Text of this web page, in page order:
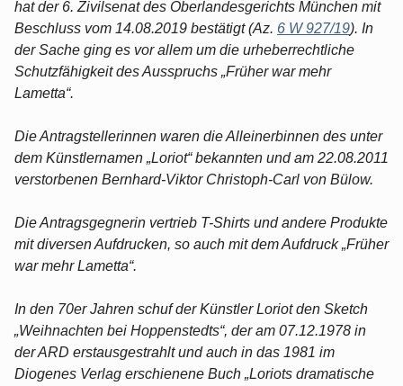
hat der 6. Zivilsenat des Oberlandesgerichts München mit
Beschluss vom 14.08.2019 bestätigt (Az. 6 W 927/19). In
der Sache ging es vor allem um die urheberrechtliche
Schutzfähigkeit des Ausspruchs „Früher war mehr
Lametta“.
Die Antragstellerinnen waren die Alleinerbinnen des unter
dem Künstlernamen „Loriot“ bekannten und am 22.08.2011
verstorbenen Bernhard-Viktor Christoph-Carl von Bülow.
Die Antragsgegnerin vertrieb T-Shirts und andere Produkte
mit diversen Aufdrucken, so auch mit dem Aufdruck „Früher
war mehr Lametta“.
In den 70er Jahren schuf der Künstler Loriot den Sketch
„Weihnachten bei Hoppenstedts“, der am 07.12.1978 in
der ARD erstausgestrahlt und auch in das 1981 im
Diogenes Verlag erschienene Buch „Loriots dramatische